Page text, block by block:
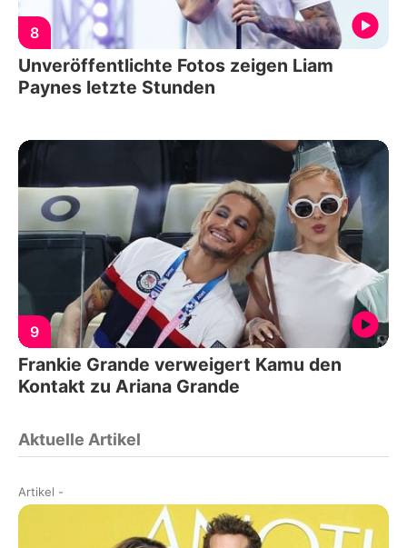
8
Unveröffentlichte Fotos zeigen Liam
Paynes letzte Stunden
9
Frankie Grande verweigert Kamu den
Kontakt zu Ariana Grande
Aktuelle Artikel
Artikel -